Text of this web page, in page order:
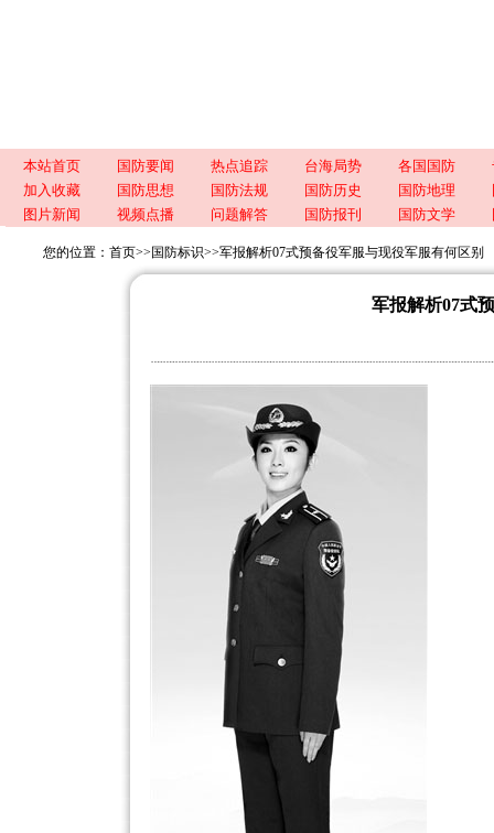
本站首页 国防要闻 热点追踪 台海局势 各国国防
加入收藏
国防思想 国防法规 国防历史 国防地理
图片新闻
视频点播 问题解答 国防报刊 国防文学
您的位置： 首页>> 国防标识>>军报解析07式预备役军服与现役军服有何区别
军报解析07式